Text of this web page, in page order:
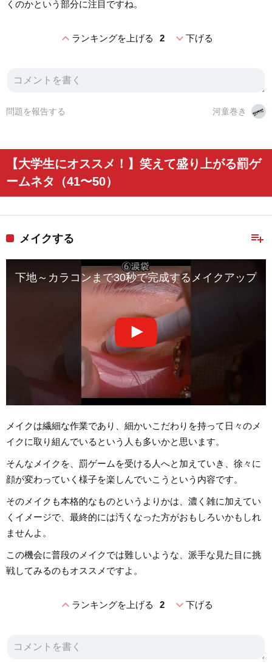
くのかという部分に注目ですね。
expand_lessランキングを上げる 2 expand_more下げる
河童巻き
問題を報告する
【大学生にオススメ！】笑えて盛り上がる罰ゲ
ームネタ（41〜50）
playlist_add
メイクする
下地～カラコンまで30秒で完成するメイクアップ
メイクは繊細な作業であり、細かいこだわりを持って日々のメ
イクに取り組んでいるという人も多いかと思います。
そんなメイクを、罰ゲームを受ける人へと加えていき、徐々に
顔が変わっていく様子を楽しんでいこうという内容です。
そのメイクも本格的なものというよりかは、濃く雑に加えてい
くイメージで、最終的には汚くなった方がおもしろいかもしれ
ませんよ。
この機会に普段のメイクでは難しいような、派手な見た目に挑
戦してみるのもオススメですよ。
expand_lessランキングを上げる 2 expand_more下げる